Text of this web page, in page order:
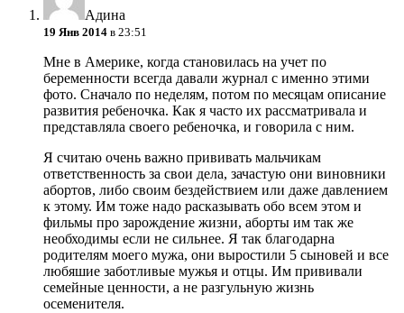
Адина
19 Янв 2014 в 23:51
Мне в Америке, когда становилась на учет по
беременности всегда давали журнал с именно этими
фото. Сначало по неделям, потом по месяцам описание
развития ребеночка. Как я часто их рассматривала и
представляла своего ребеночка, и говорила с ним.
Я считаю очень важно прививать мальчикам
ответственность за свои дела, зачастую они виновники
абортов, либо своим бездействием или даже давлением
к этому. Им тоже надо расказывать обо всем этом и
фильмы про зарождение жизни, аборты им так же
необходимы если не сильнее. Я так благодарна
родителям моего мужа, они выростили 5 сыновей и все
любяшие заботливые мужья и отцы. Им прививали
семейные ценности, а не разгульную жизнь
осеменителя.